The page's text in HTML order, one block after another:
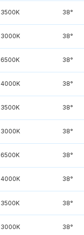
3500K 38°
3000K 38°
6500K 38°
4000K 38°
3500K 38°
3000K 38°
6500K 38°
4000K 38°
3500K 38°
3000K 38°